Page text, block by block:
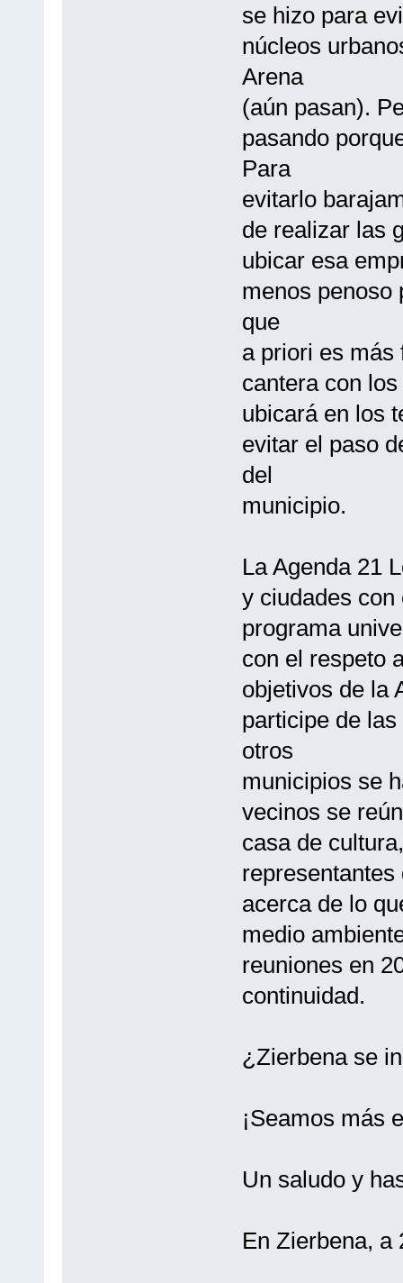
se hizo para
núcleos
Arena
(aún pasan).
pasando
Para
evitarlo
de realizar las
ubicar esa
menos penoso
que
a priori es más
cantera con
ubicará en los
evitar el paso
del
municipio.
La Agenda 21
y ciudades
programa
con el respeto
objetivos de la
participe de
otros
municipios se
vecinos se
casa de
acerca de lo
medio
reuniones en
continuidad.
¿Zierbena se
¡Seamos más
Un saludo y
En Zierbena, a